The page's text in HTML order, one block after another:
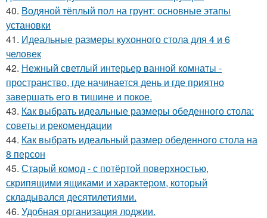
40. Водяной тёплый пол на грунт: основные этапы
установки
41. Идеальные размеры кухонного стола для 4 и 6
человек
42. Нежный светлый интерьер ванной комнаты -
пространство, где начинается день и где приятно
завершать его в тишине и покое.
43. Как выбрать идеальные размеры обеденного стола:
советы и рекомендации
44. Как выбрать идеальный размер обеденного стола на
8 персон
45. Старый комод - с потёртой поверхностью,
скрипящими ящиками и характером, который
складывался десятилетиями.
46. Удобная организация лоджии.